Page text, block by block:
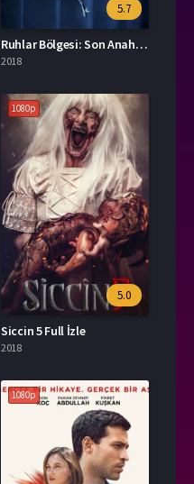
5.7
Ruhlar Bölgesi: Son Anahtar İzle
2018
1080p
5.0
Siccin 5 Full İzle
2018
1080p